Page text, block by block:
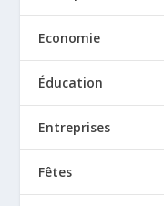
Economie
Éducation
Entreprises
Fêtes